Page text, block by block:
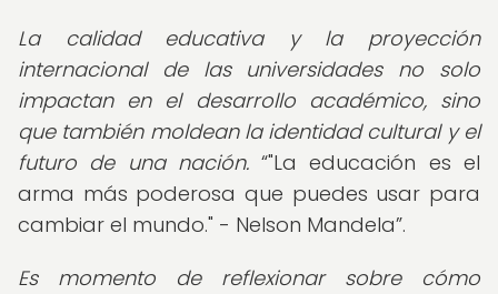
La calidad educativa y la proyección
internacional de las universidades no solo
impactan en el desarrollo académico, sino
que también moldean la identidad cultural y el
futuro de una nación.
"La educación es el
arma más poderosa que puedes usar para
cambiar el mundo." - Nelson Mandela .
Es momento de reflexionar sobre cómo